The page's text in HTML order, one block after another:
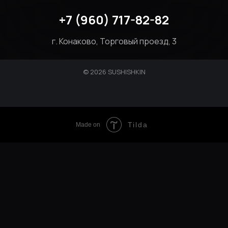
+7 (960) 717-82-82
г. Конаково, Торговый проезд, 3
© 2026 SUSHISHKIN
Made on Tilda